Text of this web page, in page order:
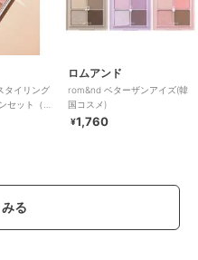
タイリング
セット（ア
ロムアンド
rom&nd ベターザンアイズ(韓
国コスメ)
¥1,760
る